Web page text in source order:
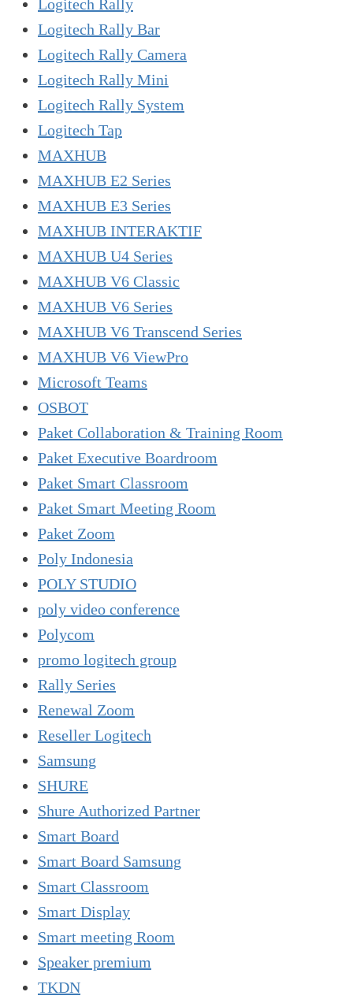
Logitech Rally
Logitech Rally Bar
Logitech Rally Camera
Logitech Rally Mini
Logitech Rally System
Logitech Tap
MAXHUB
MAXHUB E2 Series
MAXHUB E3 Series
MAXHUB INTERAKTIF
MAXHUB U4 Series
MAXHUB V6 Classic
MAXHUB V6 Series
MAXHUB V6 Transcend Series
MAXHUB V6 ViewPro
Microsoft Teams
OSBOT
Paket Collaboration & Training Room
Paket Executive Boardroom
Paket Smart Classroom
Paket Smart Meeting Room
Paket Zoom
Poly Indonesia
POLY STUDIO
poly video conference
Polycom
promo logitech group
Rally Series
Renewal Zoom
Reseller Logitech
Samsung
SHURE
Shure Authorized Partner
Smart Board
Smart Board Samsung
Smart Classroom
Smart Display
Smart meeting Room
Speaker premium
TKDN